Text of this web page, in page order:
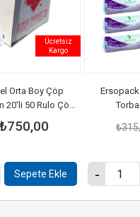
Orta Boy Çöp
20'li 50 Rulo Çöp
1 Koli
₺750,00
Sepete Ekle
Ücretsiz
Kargo